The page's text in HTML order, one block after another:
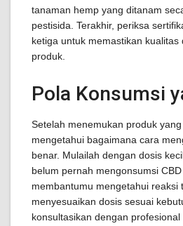
tanaman hemp yang ditanam
pestisida. Terakhir, periksa
ketiga untuk memastikan kualitas
produk.
Pola Konsumsi
Setelah menemukan produk
mengetahui bagaimana cara
benar. Mulailah dengan dosis
belum pernah mengonsumsi
membantumu mengetahui reaksi
menyesuaikan dosis sesuai
konsultasikan dengan